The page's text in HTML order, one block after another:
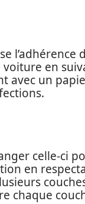
l’adhérence
en
avec un
celle-ci
en
chaque